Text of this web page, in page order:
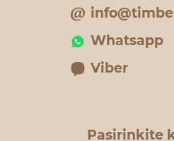
Whatsapp
Viber
Pasirinkite